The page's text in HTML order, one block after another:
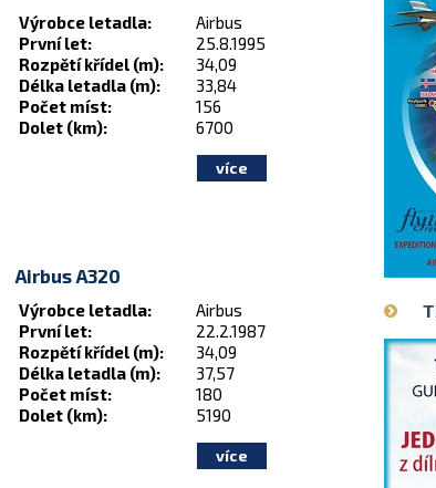
Výrobce letadla:
Airbus
První let:
25.8.1995
Rozpětí křídel (m):
34,09
Délka letadla (m):
33,84
Počet míst:
156
Dolet (km):
6700
Airbus A320
Výrobce letadla:
Airbus
První let:
22.2.1987
Rozpětí křídel (m):
34,09
Délka letadla (m):
37,57
Počet míst:
180
Dolet (km):
5190